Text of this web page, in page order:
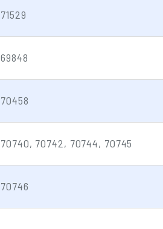
71529
69848
70458
70740, 70742, 70744, 70745
70746